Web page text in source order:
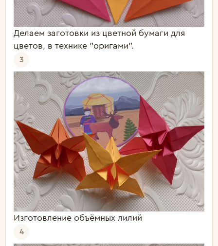
Делаем заготовки из цветной бумаги для
цветов, в технике "оригами".
3
Изготовление объёмных лилий
4